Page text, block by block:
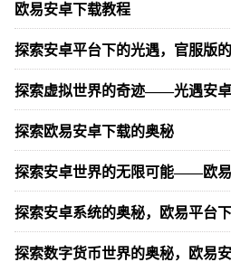
欧易安卓下载教程
探索安卓平台下的光遇，官服版
探索虚拟世界的奇迹——光遇安
探索欧易安卓下载的奥秘
探索安卓世界的无限可能——欧易
探索安卓系统的奥秘，欧易平台
探索数字货币世界的奥秘，欧易